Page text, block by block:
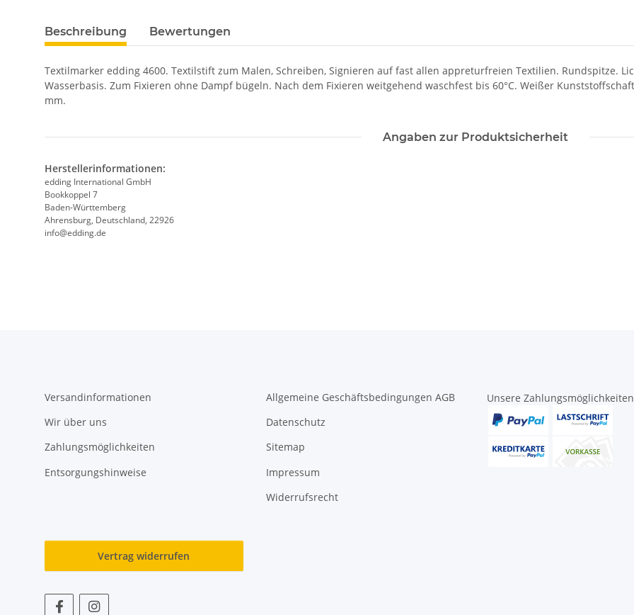
Beschreibung Bewertungen
Textilmarker edding 4600. Textilstift zum Malen, Schreiben, Signieren auf fast allen appreturfreien Textilien. Rundspitze.
Wasserbasis. Zum Fixieren ohne Dampf bügeln. Nach dem Fixieren weitgehend waschfest bis 60°C. Weißer
mm.
Angaben zur Produktsicherheit
Herstellerinformationen:
edding International GmbH
Bookkoppel 7
Baden-Württemberg
Ahrensburg, Deutschland, 22926
info@edding.de
Versandinformationen
Wir über uns
Zahlungsmöglichkeiten
Entsorgungshinweise
Allgemeine Geschäftsbedingungen AGB
Datenschutz
Sitemap
Impressum
Widerrufsrecht
Unsere
Vertrag widerrufen